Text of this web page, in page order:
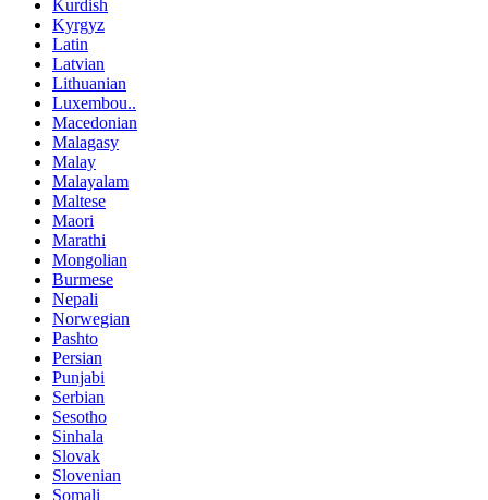
Kurdish
Kyrgyz
Latin
Latvian
Lithuanian
Luxembou..
Macedonian
Malagasy
Malay
Malayalam
Maltese
Maori
Marathi
Mongolian
Burmese
Nepali
Norwegian
Pashto
Persian
Punjabi
Serbian
Sesotho
Sinhala
Slovak
Slovenian
Somali